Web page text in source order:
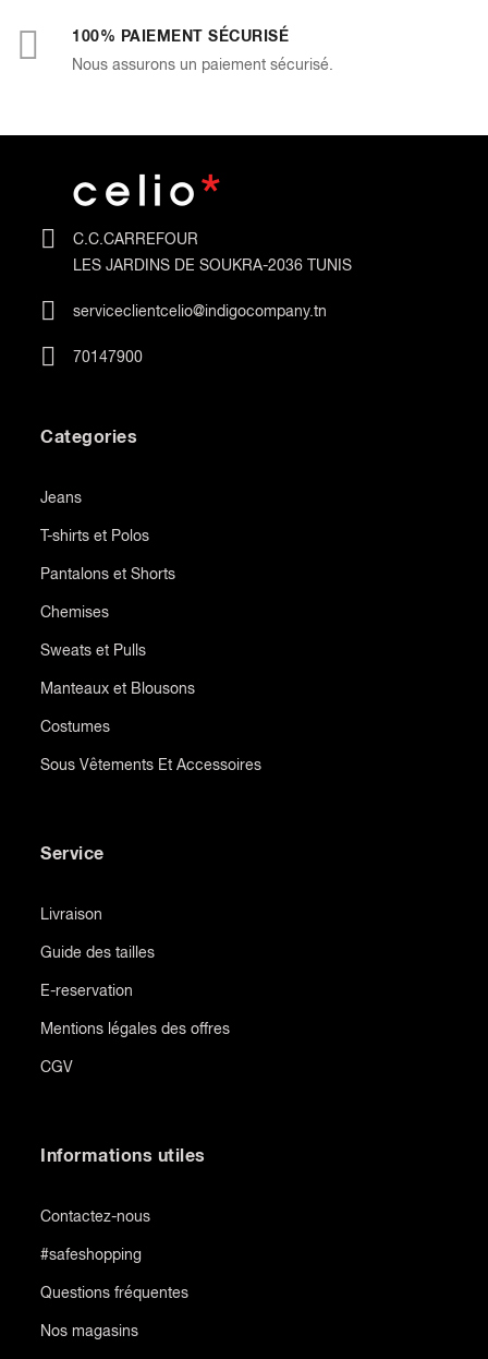
100% PAIEMENT SÉCURISÉ
Nous assurons un paiement sécurisé.
C.C.CARREFOUR
LES JARDINS DE SOUKRA-2036 TUNIS
serviceclientcelio@indigocompany.tn
70147900
Categories
Jeans
T-shirts et Polos
Pantalons et Shorts
Chemises
Sweats et Pulls
Manteaux et Blousons
Costumes
Sous Vêtements Et Accessoires
Service
Livraison
Guide des tailles
E-reservation
Mentions légales des offres
CGV
Informations utiles
Contactez-nous
#safeshopping
Questions fréquentes
Nos magasins